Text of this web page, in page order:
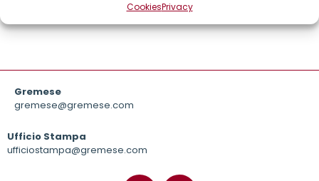
CookiesPrivacy
Gremese
gremese@gremese.com
Ufficio Stampa
ufficiostampa@gremese.com